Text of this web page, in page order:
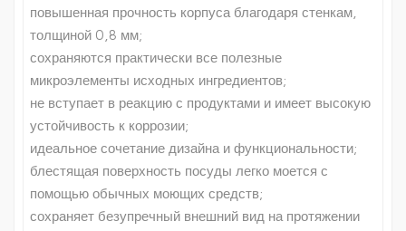
повышенная прочность корпуса благодаря стенкам,
толщиной 0,8 мм;
сохраняются практически все полезные
микроэлементы исходных ингредиентов;
не вступает в реакцию с продуктами и имеет высокую
устойчивость к коррозии;
идеальное сочетание дизайна и функциональности;
блестящая поверхность посуды легко моется с
помощью обычных моющих средств;
сохраняет безупречный внешний вид на протяжении